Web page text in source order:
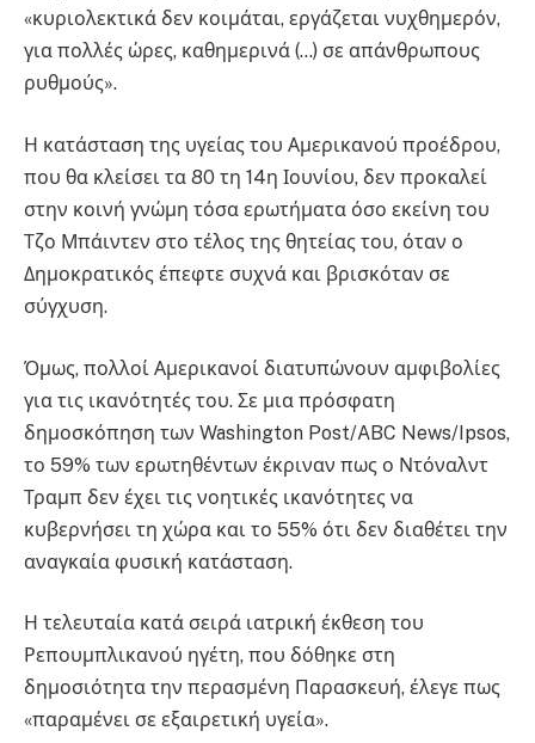
«κυριολεκτικά δεν κοιμάται, εργάζεται νυχθημερόν,
για πολλές ώρες, καθημερινά (…) σε απάνθρωπους
ρυθμούς».
Η κατάσταση της υγείας του Αμερικανού προέδρου,
που θα κλείσει τα 80 τη 14η Ιουνίου, δεν προκαλεί
στην κοινή γνώμη τόσα ερωτήματα όσο εκείνη του
Τζο Μπάιντεν στο τέλος της θητείας του, όταν ο
Δημοκρατικός έπεφτε συχνά και βρισκόταν σε
σύγχυση.
Όμως, πολλοί Αμερικανοί διατυπώνουν αμφιβολίες
για τις ικανότητές του. Σε μια πρόσφατη
δημοσκόπηση των Washington Post/ABC News/Ipsos,
το 59% των ερωτηθέντων έκριναν πως ο Ντόναλντ
Τραμπ δεν έχει τις νοητικές ικανότητες να
κυβερνήσει τη χώρα και το 55% ότι δεν διαθέτει την
αναγκαία φυσική κατάσταση.
Η τελευταία κατά σειρά ιατρική έκθεση του
Ρεπουμπλικανού ηγέτη, που δόθηκε στη
δημοσιότητα την περασμένη Παρασκευή, έλεγε πως
«παραμένει σε εξαιρετική υγεία».